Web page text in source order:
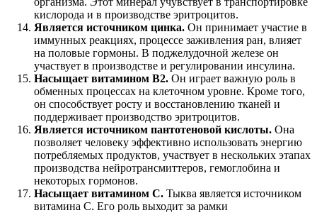
кислорода и в производстве эритроцитов.
Является источником цинка. Он принимает участие в
иммунных реакциях, процессе заживления ран, влияет
на половые гормоны. В поджелудочной железе он
участвует в производстве и регулировании инсулина.
Насыщает витамином В2. Он играет важную роль в
обменных процессах на клеточном уровне. Кроме того,
он способствует росту и восстановлению тканей и
поддерживает производство эритроцитов.
Является источником пантотеновой кислоты. Она
позволяет человеку эффективно использовать энергию
потребляемых продуктов, участвует в нескольких этапах
производства нейротрансмиттеров, гемоглобина и
некоторых гормонов.
Насыщает витамином С. Тыква является источником
витамина С. Его роль выходит за рамки